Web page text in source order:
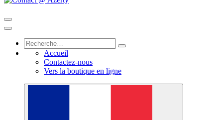
Accueil
Contactez-nous
Vers la boutique en ligne